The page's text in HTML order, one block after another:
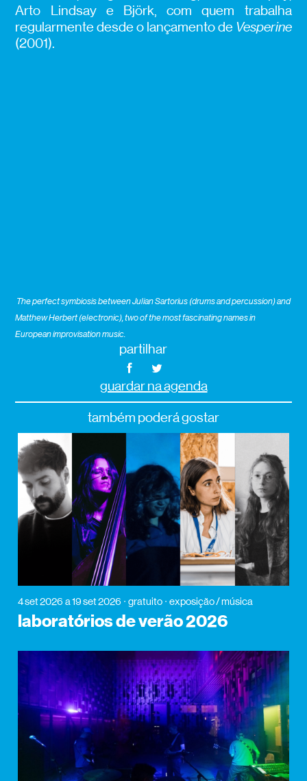
Arto Lindsay e Björk, com quem trabalha
regularmente desde o lançamento de Vesperine
(2001).
The perfect symbiosis between Julian Sartorius (drums and percussion) and
Matthew Herbert (electronic), two of the most fascinating names in
European improvisation music.
partilhar
guardar na agenda
também poderá gostar
4 set 2026 a 19 set 2026 gratuito exposição / música
laboratórios de verão 2026